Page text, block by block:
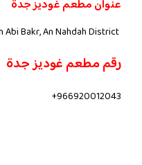
عنوان مطعم غوديز جدة
رقم مطعم غوديز جدة
966920012043+